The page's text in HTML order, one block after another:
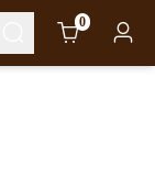
Cart 0